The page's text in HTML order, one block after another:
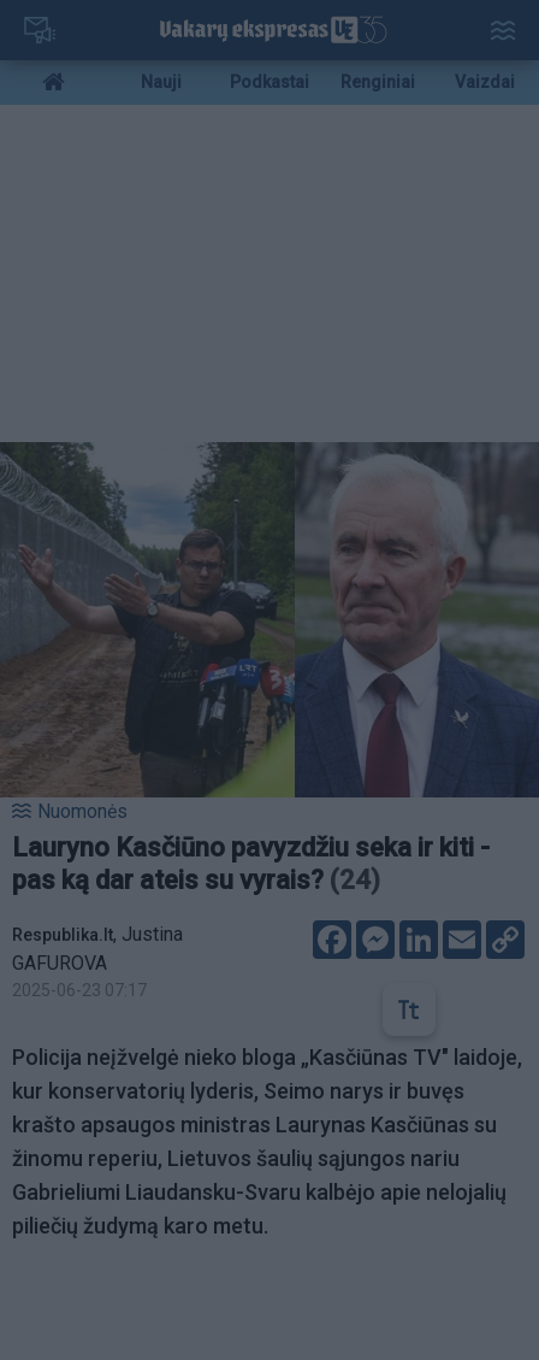
Pereiti
pagrindinį
turinį
Mobile
menu
Nauji Podkastai Renginiai Vaizdai
Nuomonės
Lauryno Kasčiūno pavyzdžiu seka ir kiti -
pas ką dar ateis su vyrais? (24)
Respublika.lt, Justina
GAFUROVA
2025-06-23 07:17
FacebookMessenger
LinkedIn
Email
Policija neįžvelgė nieko bloga „Kasčiūnas TV" laidoje,
kur konservatorių lyderis, Seimo narys ir buvęs
krašto apsaugos ministras Laurynas Kasčiūnas su
žinomu reperiu, Lietuvos šaulių sąjungos nariu
Gabrieliumi Liaudansku-Svaru kalbėjo apie nelojalių
piliečių žudymą karo metu.